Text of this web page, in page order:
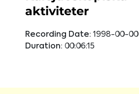
aktiviteter
Recording Date: 1998-00-00
Duration: 00:06:15